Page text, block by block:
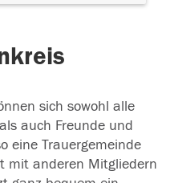
sich sowohl alle
auch Freunde und
eine Trauergemeinde
mit anderen Mitgliedern